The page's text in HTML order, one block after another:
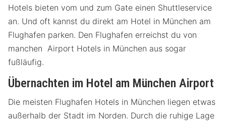
Hotels bieten vom und zum Gate einen Shuttleservice
an. Und oft kannst du direkt am Hotel in München am
Flughafen parken. Den Flughafen erreichst du von
manchen Airport Hotels in München aus sogar
fußläufig.
Übernachten im Hotel am München Airport
Die meisten Flughafen Hotels in München liegen etwas
außerhalb der Stadt im Norden. Durch die ruhige Lage